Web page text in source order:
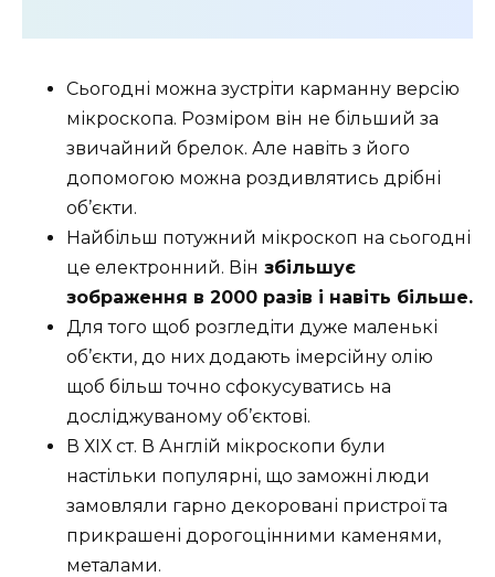
Сьогодні можна зустріти карманну версію
мікроскопа. Розміром він не більший за
звичайний брелок. Але навіть з його
допомогою можна роздивлятись дрібні
об’єкти.
Найбільш потужний мікроскоп на сьогодні
це електронний. Він збільшує
зображення в 2000 разів і навіть більше.
Для того щоб розгледіти дуже маленькі
об’єкти, до них додають імерсійну олію
щоб більш точно сфокусуватись на
досліджуваному об’єктові.
В ХІХ ст. В Англій мікроскопи були
настільки популярні, що заможні люди
замовляли гарно декоровані пристрої та
прикрашені дорогоцінними каменями,
металами.